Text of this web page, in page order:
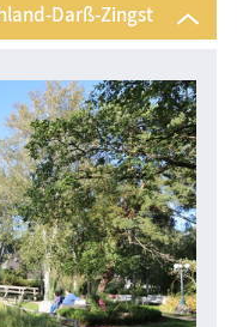
Darß-Zingst